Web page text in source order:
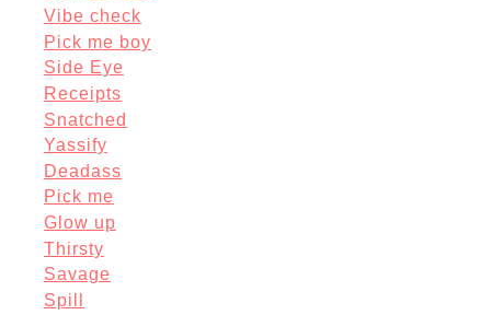
Vibe check
Pick me boy
Side Eye
Receipts
Snatched
Yassify
Deadass
Pick me
Glow up
Thirsty
Savage
Spill